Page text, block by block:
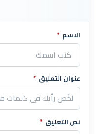
اترك هذا الحقل فارغاً
الاسم *
عنوان التعليق *
نص التعليق *